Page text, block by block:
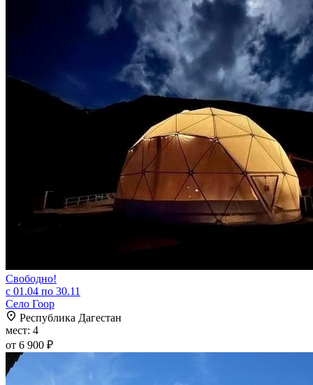
Свободно!
с 01.04 по 30.11
Село Гоор
Республика Дагестан
мест: 4
от 6 900 ₽